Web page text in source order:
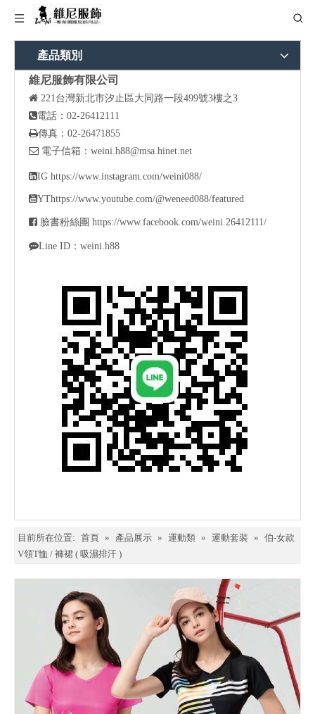
產品類別
維尼服飾有限公司
 221台灣新北市汐止區大同路一段499號3樓之3
電話：02-26412111
傳真：02-26471855
 電子信箱： weini.h88@msa.hinet.net
IG https://www.instagram.com/weini088/
YThttps://www.youtube.com/@weneed088/featured
 臉書粉絲團 https://www.facebook.com/weini.26412111/
Line ID：weini.h88
目前所在位置: 首頁 » 產品展示 » 運動類 » 運動套裝 » 伯-女款
V領T恤 / 褲裙 ( 吸濕排汗 )